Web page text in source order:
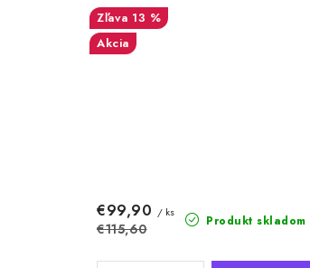
13 %
Akcia
Produkt skladom
€99,90 / ks
€115,60